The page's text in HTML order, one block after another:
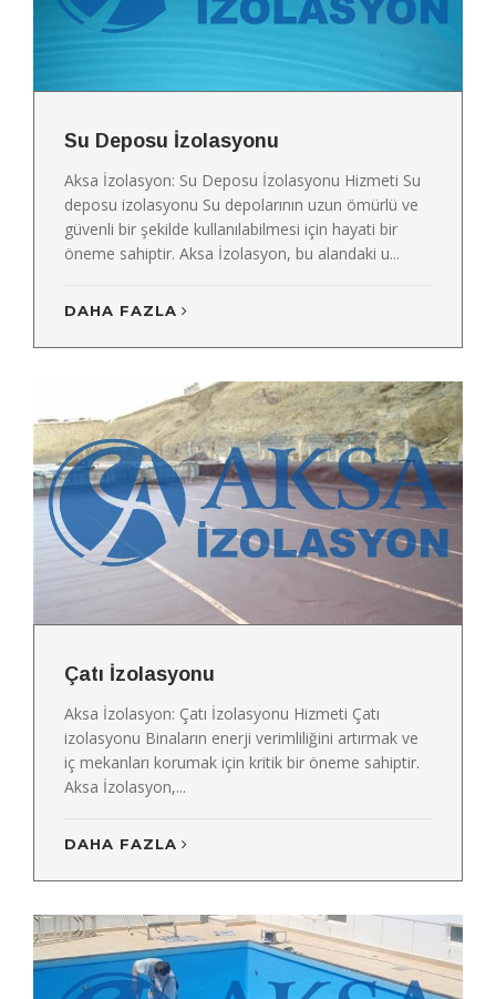
Su Deposu İzolasyonu
Aksa İzolasyon: Su Deposu İzolasyonu Hizmeti Su
deposu izolasyonu Su depolarının uzun ömürlü ve
güvenli bir şekilde kullanılabilmesi için hayati bir
öneme sahiptir. Aksa İzolasyon, bu alandaki u...
DAHA FAZLA
Çatı İzolasyonu
Aksa İzolasyon: Çatı İzolasyonu Hizmeti Çatı
izolasyonu Binaların enerji verimliliğini artırmak ve
iç mekanları korumak için kritik bir öneme sahiptir.
Aksa İzolasyon,...
DAHA FAZLA